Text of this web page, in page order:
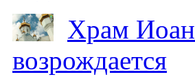
Храм
возрождается